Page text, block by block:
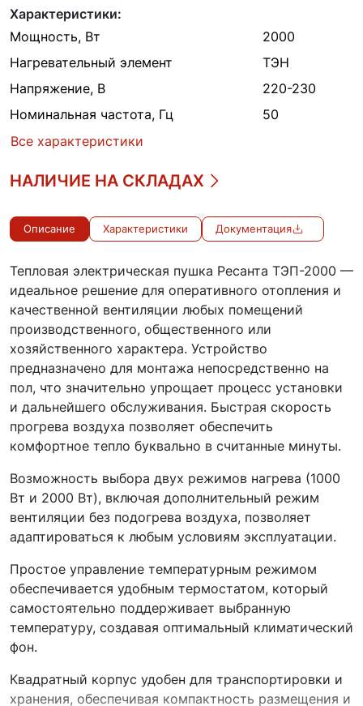
Характеристики:
Мощность, Вт
2000
Нагревательный элемент
ТЭН
Напряжение, В
220-230
Номинальная частота, Гц
50
Все характеристики
НАЛИЧИЕ НА СКЛАДАХ
Описание Характеристики Документация
Тепловая электрическая пушка Ресанта ТЭП-2000 —
идеальное решение для оперативного отопления и
качественной вентиляции любых помещений
производственного, общественного или
хозяйственного характера. Устройство
предназначено для монтажа непосредственно на
пол, что значительно упрощает процесс установки
и дальнейшего обслуживания. Быстрая скорость
прогрева воздуха позволяет обеспечить
комфортное тепло буквально в считанные минуты.
Возможность выбора двух режимов нагрева (1000
Вт и 2000 Вт), включая дополнительный режим
вентиляции без подогрева воздуха, позволяет
адаптироваться к любым условиям эксплуатации.
Простое управление температурным режимом
обеспечивается удобным термостатом, который
самостоятельно поддерживает выбранную
температуру, создавая оптимальный климатический
фон.
Квадратный корпус удобен для транспортировки и
хранения, обеспечивая компактность размещения и